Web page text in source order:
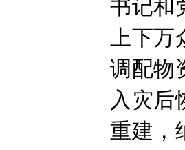
书记和
上下万
调配物
入灾后
重建，